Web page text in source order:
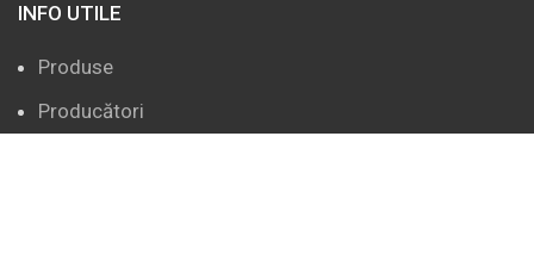
INFO UTILE
Produse
Producători